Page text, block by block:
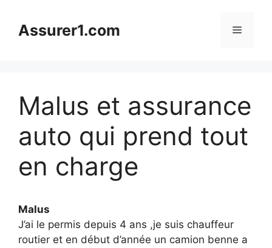
contenuAssurer1.com Menu
Malus et assurance
auto qui prend tout
en charge
Malus
J’ai le permis depuis 4 ans ,je suis chauffeur
routier et en début d’année un camion benne a